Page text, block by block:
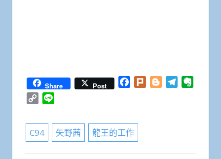
Share Post Facebook
Plurk BloggerTelegram
Copy
C94 矢野茜 龍王的工作